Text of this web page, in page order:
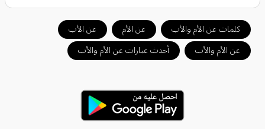
كلمات عن الأم والأب عن الأم
عن الأب
عن الأم والأب
أحدث عبارات عن الأم والأب